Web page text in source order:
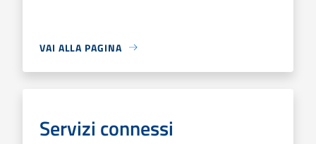
VAI ALLA PAGINA
Servizi connessi